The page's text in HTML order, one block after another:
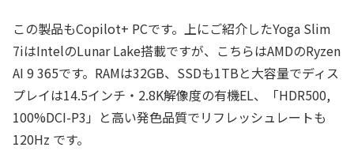
この製品もCopilot+ PCです。上にご紹介したYoga Slim
7iはIntelのLunar Lake搭載ですが、こちらはAMDのRyzen
AI 9 365です。RAMは32GB、SSDも1TBと大容量でディス
プレイは14.5インチ・2.8K解像度の有機EL、「HDR500,
100%DCI-P3」と高い発色品質でリフレッシュレートも
120Hz です。